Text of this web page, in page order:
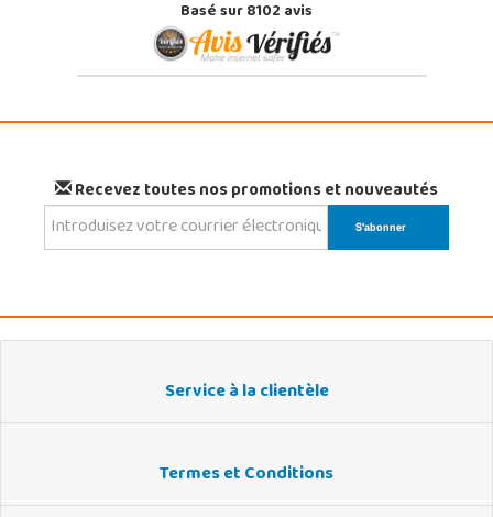
Basé sur 8102 avis
Recevez toutes nos promotions et nouveautés
Service à la clientèle
Termes et Conditions